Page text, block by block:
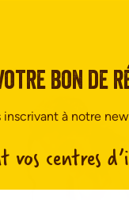
bon de
inscrivant à notre
vos centres